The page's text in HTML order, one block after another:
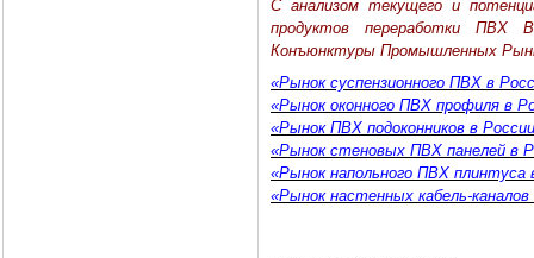
С анализом текущего и
продуктов переработки ПВХ
Конъюнктуры Промышленных
«Рынок суспензионного ПВХ в
«Рынок оконного ПВХ профиля в
«Рынок ПВХ подоконников в
«Рынок стеновых ПВХ панелей в
«Рынок напольного ПВХ плинтуса
«Рынок настенных кабель-каналов